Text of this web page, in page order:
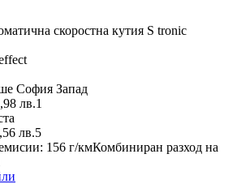
скоростна кутия S tronic
София Запад
лв.1
лв.5
: 156 г/кмКомбиниран разход на